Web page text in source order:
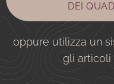
DEI
oppure utilizza un
gli articoli